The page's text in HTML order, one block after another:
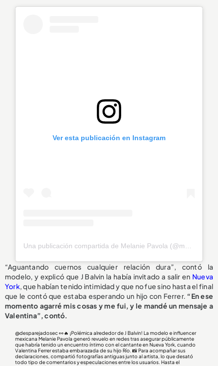
Ver esta publicación en Instagram
“Aguantando cuernos cualquier relación dura”, contó la
modelo, y explicó que J Balvin la había invitado a salir en Nueva
York, que habían tenido intimidad y que no fue sino hasta el final
que le contó que estaba esperando un hijo con Ferrer. “En ese
momento agarré mis cosas y me fui, y le mandé un mensaje a
Valentina”, contó.
@desparejadosec👀🔥 ¡Polémica alrededor de J Balvin! La modelo e influencer
mexicana Melanie Pavola generó revuelo en redes tras asegurar públicamente
que habría tenido un encuentro íntimo con el cantante en Nueva York, cuando
Valentina Ferrer estaba embarazada de su hijo Río. 📸 Para acompañar sus
declaraciones, compartió fotografías antiguas junto al artista, lo que desató
todo tipo de comentarios y especulaciones entre los usuarios. Hasta el